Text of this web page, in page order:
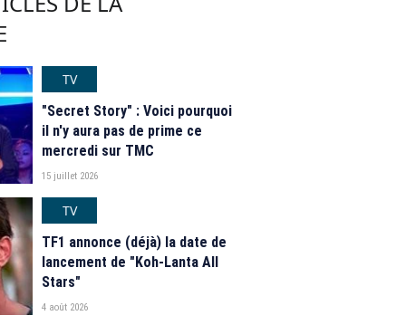
TV
"Secret Story" : Voici pourquoi
il n'y aura pas de prime ce
mercredi sur TMC
15 juillet 2026
TV
TF1 annonce (déjà) la date de
lancement de "Koh-Lanta All
Stars"
4 août 2026